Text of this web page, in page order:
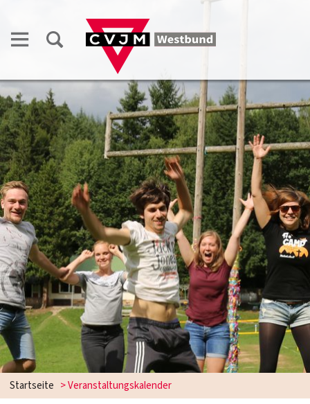
Startseite > Veranstaltungskalender